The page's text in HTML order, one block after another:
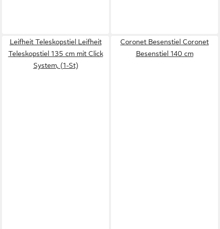
Leifheit Teleskopstiel Leifheit
Teleskopstiel 135 cm mit Click
System, (1-St)
Coronet Besenstiel Coronet
Besenstiel 140 cm